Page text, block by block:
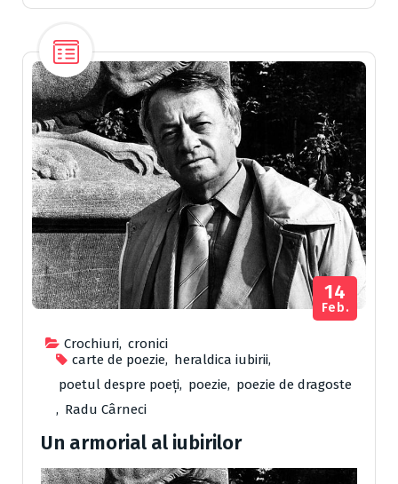
Crochiuri, cronici
carte de poezie, heraldica iubirii,
poetul despre poeți, poezie, poezie de dragoste
, Radu Cârneci
14
Feb.
Un armorial al iubirilor